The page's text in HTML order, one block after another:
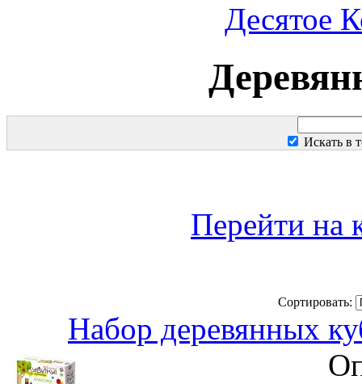
Десятое
Искать в
Перейти на
Сортировать:
Набор деревянных